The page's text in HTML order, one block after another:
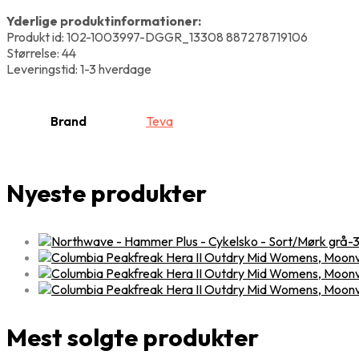
Yderlige produktinformationer:
Produkt id: 102-1003997-DGGR_13308 887278719106
Størrelse: 44
Leveringstid: 1-3 hverdage
Brand Teva
Nyeste produkter
Mest solgte produkter